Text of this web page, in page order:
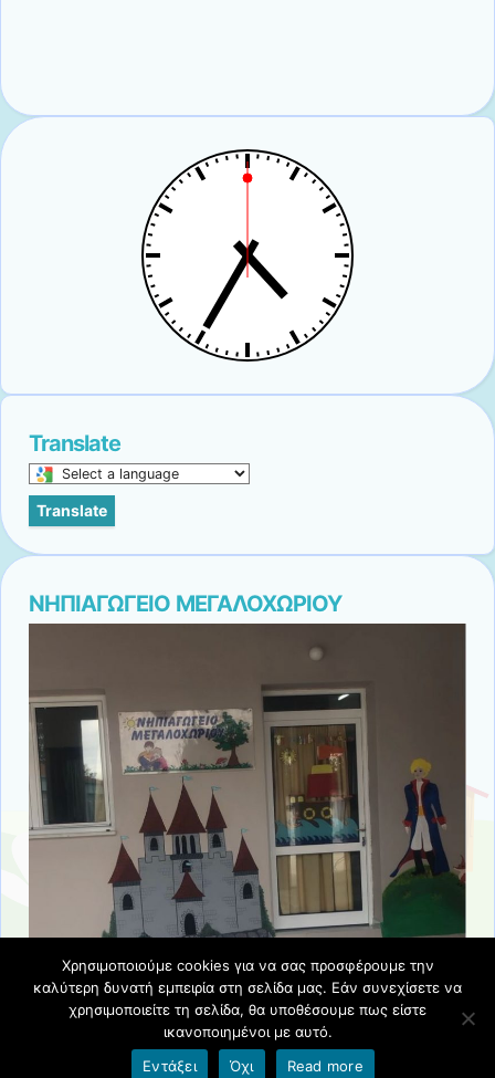
Translate
Select
a
this
Translate
ΝΗΠΙΑΓΩΓΕΙΟ ΜΕΓΑΛΟΧΩΡΙΟΥ
Όροι χρήσης blogs.sch.gr| Δήλωση προσβασιμότητας
Χρησιμοποιούμε cookies για να σας προσφέρουμε την
καλύτερη δυνατή εμπειρία στη σελίδα μας. Εάν συνεχίσετε να
χρησιμοποιείτε τη σελίδα, θα υποθέσουμε πως είστε
ικανοποιημένοι με αυτό.
Εντάξει
Όχι Read more